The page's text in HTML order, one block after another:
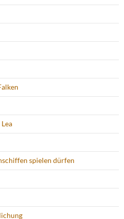
spielen dürfen